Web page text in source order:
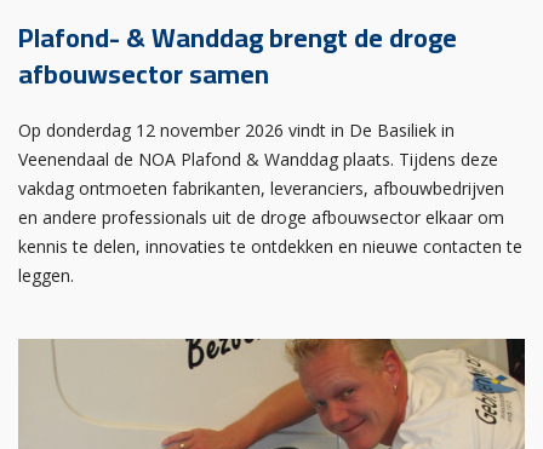
Plafond- & Wanddag brengt de droge
afbouwsector samen
Op donderdag 12 november 2026 vindt in De Basiliek in
Veenendaal de NOA Plafond & Wanddag plaats. Tijdens deze
vakdag ontmoeten fabrikanten, leveranciers, afbouwbedrijven
en andere professionals uit de droge afbouwsector elkaar om
kennis te delen, innovaties te ontdekken en nieuwe contacten te
leggen.